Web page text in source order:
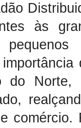
às
do
comércio.